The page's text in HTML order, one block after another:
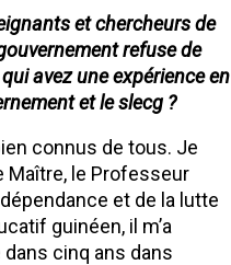
et chercheurs de
refuse de
avez une expérience en
et le slecg ?
connus de tous. Je
Maître, le Professeur
et de la lutte
guinéen, il m’a
cinq ans dans